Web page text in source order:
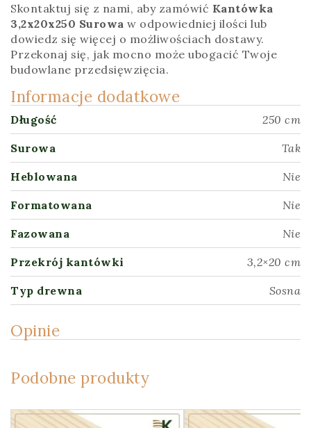
Skontaktuj się z nami, aby zamówić Kantówka
3,2x20x250 Surowa w odpowiedniej ilości lub
dowiedz się więcej o możliwościach dostawy.
Przekonaj się, jak mocno może ubogacić Twoje
budowlane przedsięwzięcia.
Informacje dodatkowe
Długość 250 cm
Surowa Tak
Heblowana Nie
Formatowana Nie
Fazowana Nie
Przekrój kantówki 3,2×20 cm
Typ drewna Sosna
Opinie
Podobne produkty